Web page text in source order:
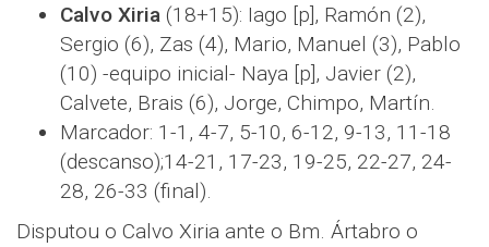
Calvo Xiria (18+15): Iago [p], Ramón (2),
Sergio (6), Zas (4), Mario, Manuel (3), Pablo
(10) -equipo inicial- Naya [p], Javier (2),
Calvete, Brais (6), Jorge, Chimpo, Martín.
Marcador: 1-1, 4-7, 5-10, 6-12, 9-13, 11-18
(descanso);14-21, 17-23, 19-25, 22-27, 24-
28, 26-33 (final).
Disputou o Calvo Xiria ante o Bm. Ártabro o